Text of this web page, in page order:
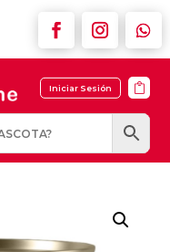
Iniciar Sesión 